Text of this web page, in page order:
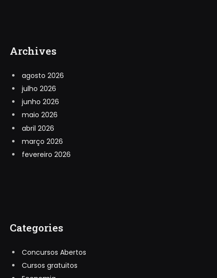
Archives
agosto 2026
julho 2026
junho 2026
maio 2026
abril 2026
março 2026
fevereiro 2026
Categories
Concursos Abertos
Cursos gratuitos